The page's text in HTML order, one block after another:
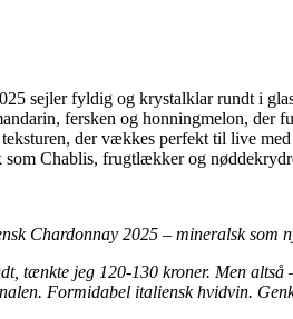
sejler fyldig og krystalklar rundt i
fersken og honningmelon, der
der vækkes perfekt til live
Chablis, frugtlækker og
Chardonnay 2025 – mineralsk
tænkte jeg 120-130 kroner. Men
Formidabel italiensk hvidvin.